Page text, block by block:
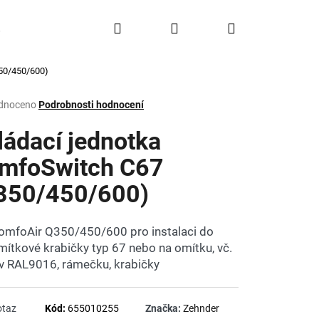
Doprava a platba Značky
Hledat PřihlášeníNákupní
450/600)
Podrobnosti hodnocení
jednotka
C67
450/600)
Q350/450/600 pro instalaci do
krabičky typ 67 nebo na omítku, vč.
RAL9016, rámečku, krabičky
Kód: 655010255 Značka: Zehnder